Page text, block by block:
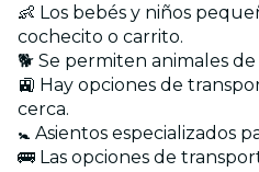
👶 Los bebés y niños
cochecito o carrito.
🐕 Se permiten animales de
🚉 Hay opciones de
cerca.
🚼 Asientos especializados
🚌 Las opciones de